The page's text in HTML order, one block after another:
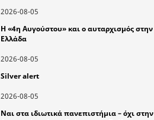
2026-08-05
Η «4η Αυγούστου» και ο αυταρχισμός στην
Ελλάδα
2026-08-05
Silver alert
2026-08-05
Ναι στα ιδιωτικά πανεπιστήμια – όχι στην